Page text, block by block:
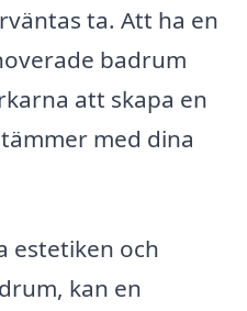
ta. Att ha en
badrum
att skapa en
med dina
estetiken och
kan en